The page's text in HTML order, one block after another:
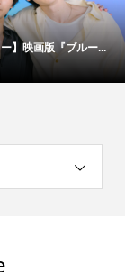
が50年ぶりに集結...